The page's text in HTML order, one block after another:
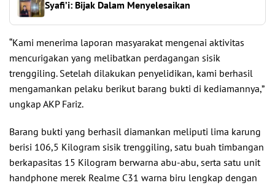
Syafi’i: Bijak Dalam Menyelesaikan
“Kami menerima laporan masyarakat mengenai aktivitas
mencurigakan yang melibatkan perdagangan sisik
trenggiling. Setelah dilakukan penyelidikan, kami berhasil
mengamankan pelaku berikut barang bukti di kediamannya,”
ungkap AKP Fariz.
Barang bukti yang berhasil diamankan meliputi lima karung
berisi 106,5 Kilogram sisik trenggiling, satu buah timbangan
berkapasitas 15 Kilogram berwarna abu-abu, serta satu unit
handphone merek Realme C31 warna biru lengkap dengan